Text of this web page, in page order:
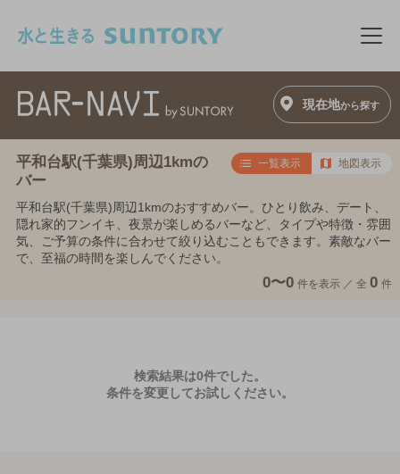
メ
現在地から探す
平和台駅(千葉県)周辺1kmの
バー
一覧表示 地図表示
平和台駅(千葉県)周辺1kmのおすすめバー。ひとり飲み、デート、
隠れ家的フンイキ、夜景が楽しめるバーなど、タイプや特徴・雰囲
気、ご予算の条件に合わせて絞り込むこともできます。素敵なバー
で、至福の時間を楽しんでください。
0〜0 件を表示 ／ 全 0 件
検索結果は0件でした。
条件を変更してお試しください。